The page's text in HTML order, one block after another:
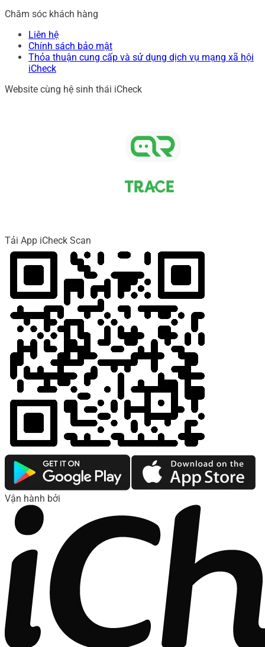
Chăm sóc khách hàng
Liên hệ
Chính sách bảo mật
Thỏa thuận cung cấp và sử dụng dịch vụ mạng xã hội
iCheck
Website cùng hệ sinh thái iCheck
Tải App iCheck Scan
Vận hành bởi